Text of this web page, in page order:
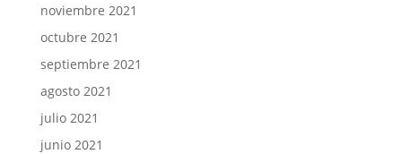
noviembre 2021
octubre 2021
septiembre 2021
agosto 2021
julio 2021
junio 2021